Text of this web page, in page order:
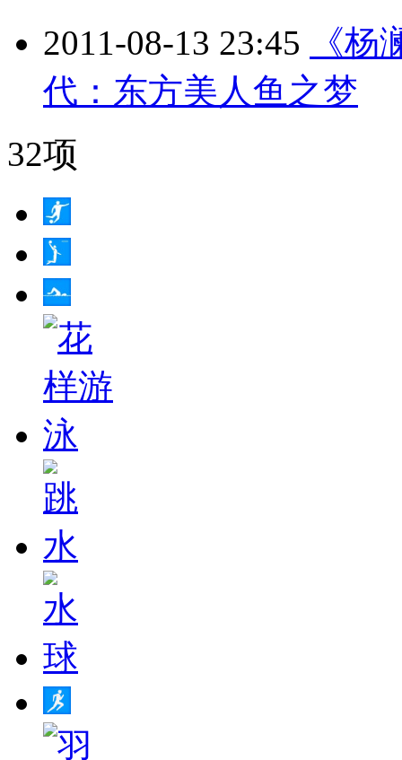
2011-08-13 23:45
《
代：东方美人鱼之梦
32项